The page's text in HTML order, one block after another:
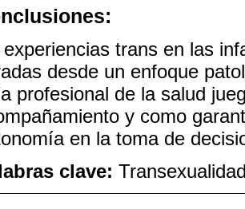
experiencias trans en las
desde un enfoque
profesional de la salud
y como
en la toma de
clave: